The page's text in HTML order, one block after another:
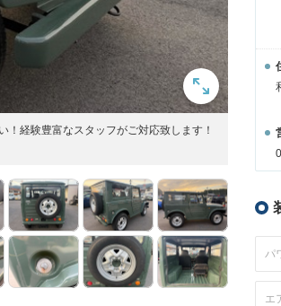
経験豊富なスタッフがご対応致します！
パ
エ